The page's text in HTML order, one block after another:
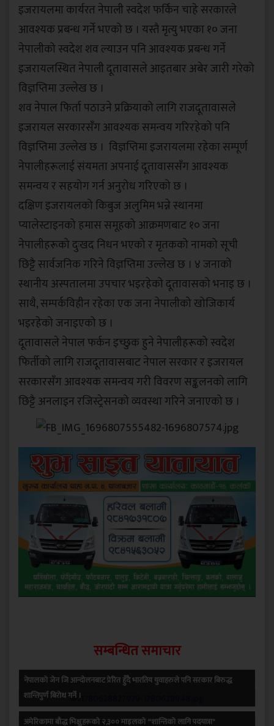
इजरायलमा कार्यरत नेपाली स्वदेश फर्किन चाहे सरकारले
आवश्यक प्रबन्ध गर्ने भएको छ । यस्तै मृत्यु भएका १० जना
नेपालीको स्वदेश शव ल्याउन पनि आवश्यक प्रबन्ध गर्ने
इजरायलस्थित नेपाली दूतावासले आइतबार अबेर जारी गरेको
विज्ञप्तिमा उल्लेख छ ।
शव नेपाल फिर्ता पठाउने प्रक्रियाको लागि राजदूतावासले
इजरायल सरकारसँग आवश्यक समन्वय गरिरहेको पनि
विज्ञप्तिमा उल्लेख छ । विज्ञप्तिमा इजरायलमा रहेका सम्पूर्ण
नेपालीहरूलाई संयमता अपनाई दूतावाससँग आवश्यक
समन्वय र सहयोग गर्न अनुरोध गरिएको छ ।
दक्षिण इजरायलको किबुज अलुमिम भन्ने स्थानमा
प्यालेस्टाइनको हमास समूहको आक्रमणबाट १० जना
नेपालीहरूको दुःखद निधन भएको र मृतकको नामको सूची
छिट्टै सार्वजनिक गरिने विज्ञप्तिमा उल्लेख छ । ४ जनाको
स्थानीय अस्पतालमा उपचार भइरहेको दूतावासको भनाइ छ ।
साथै, सम्पर्कविहीन रहेका एक जना नेपालीको खोजिकार्य
भइरहेको जनाइएको छ ।
दूतावासले नेपाल फर्कन इच्छुक हुने नेपालीहरूको स्वदेश
फिर्तीको लागि राजदूतावासबाट नेपाल सरकार र इजरायल
सरकारसँग आवश्यक समन्वय गरी विवरण सङ्कलनको लागि
छिट्टै अनलाइन रजिस्ट्रेसनको व्यवस्था गरिने जनाएको छ ।
सम्बन्धित समाचार
नेपालको जेन जि आन्दोलनबाट प्रेरित हुँदै भारतिय युवाहरुले पनि सरकार बिरुद्ध
शान्तिपुर्ण बिरोध गर्ने ।
अमेरिकामा बौद्ध भिक्षुहरूको २,३०० माइलको '"शान्तिको लागि पदयात्रा"